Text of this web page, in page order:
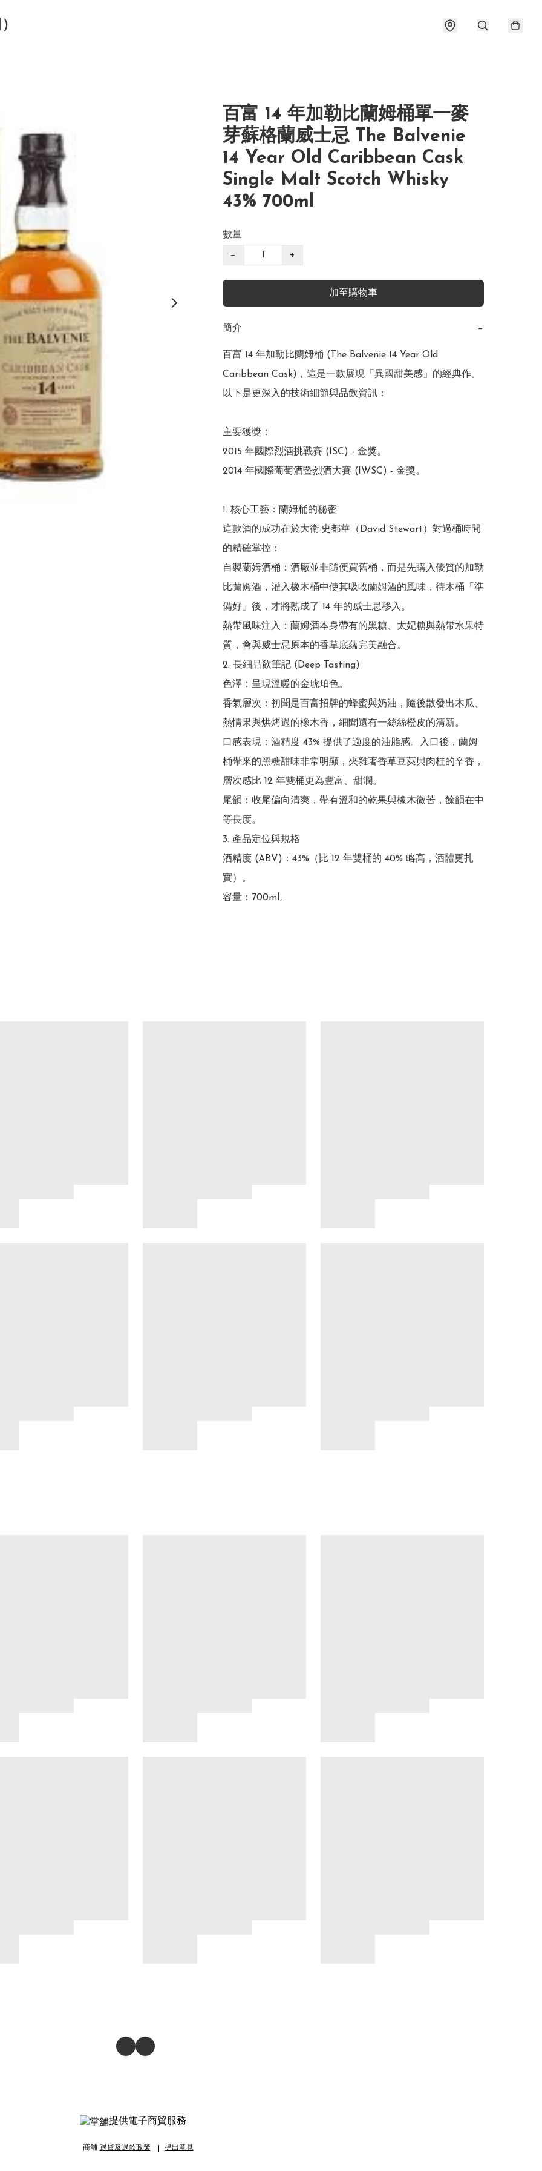
)
百富 14 年加勒比蘭姆桶單一麥
芽蘇格蘭威士忌 The Balvenie
14 Year Old Caribbean Cask
Single Malt Scotch Whisky
43% 700ml
數量
− +
加至購物車
簡介 −
百富 14 年加勒比蘭姆桶 (The Balvenie 14 Year Old
Caribbean Cask)，這是一款展現「異國甜美感」的經典作。
以下是更深入的技術細節與品飲資訊：
主要獲獎：
2015 年國際烈酒挑戰賽 (ISC) - 金獎。
2014 年國際葡萄酒暨烈酒大賽 (IWSC) - 金獎。
1. 核心工藝：蘭姆桶的秘密
這款酒的成功在於大衛·史都華（David Stewart）對過桶時間
的精確掌控：
自製蘭姆酒桶：酒廠並非隨便買舊桶，而是先購入優質的加勒
比蘭姆酒，灌入橡木桶中使其吸收蘭姆酒的風味，待木桶「準
備好」後，才將熟成了 14 年的威士忌移入。
熱帶風味注入：蘭姆酒本身帶有的黑糖、太妃糖與熱帶水果特
質，會與威士忌原本的香草底蘊完美融合。
2. 長細品飲筆記 (Deep Tasting)
色澤：呈現溫暖的金琥珀色。
香氣層次：初聞是百富招牌的蜂蜜與奶油，隨後散發出木瓜、
熱情果與烘烤過的橡木香，細聞還有一絲絲橙皮的清新。
口感表現：酒精度 43% 提供了適度的油脂感。入口後，蘭姆
桶帶來的黑糖甜味非常明顯，夾雜著香草豆莢與肉桂的辛香，
層次感比 12 年雙桶更為豐富、甜潤。
尾韻：收尾偏向清爽，帶有溫和的乾果與橡木微苦，餘韻在中
等長度。
3. 產品定位與規格
酒精度 (ABV)：43%（比 12 年雙桶的 40% 略高，酒體更扎
實）。
容量：700ml。
提供電子商貿服務
商舖 退貨及退款政策 提出意見